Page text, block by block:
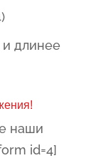
длинее
наши
id=4]